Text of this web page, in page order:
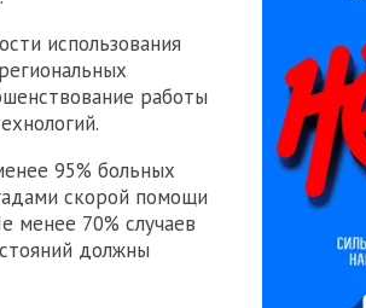
использования
работы
95% больных
скорой помощи
менее 70% случаев
должны